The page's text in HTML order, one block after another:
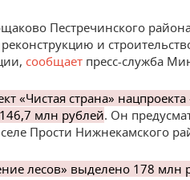
Пестречинского
и
сообщает пресс-служба
«Чистая страна»
млн рублей. Он
Прости Нижнекамского
лесов» выделено 178 млн